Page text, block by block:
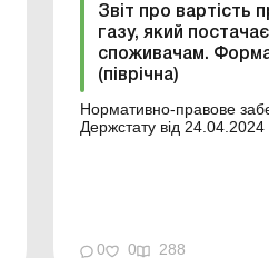
Звіт про вартість
газу, який
споживачам.
(піврічна)
Нормативно-правове
Держстату від
0
0 288